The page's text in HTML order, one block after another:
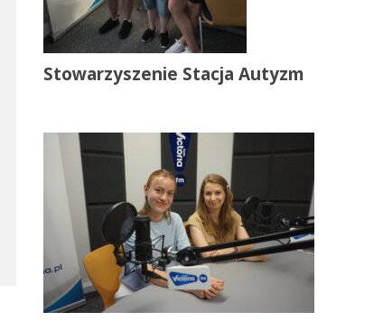
Stowarzyszenie Stacja Autyzm